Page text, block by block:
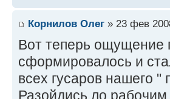
Корнилов Олег » 23 фев
Вот теперь ощущение
сформировалось и
всех гусаров нашего
Разойдись ло